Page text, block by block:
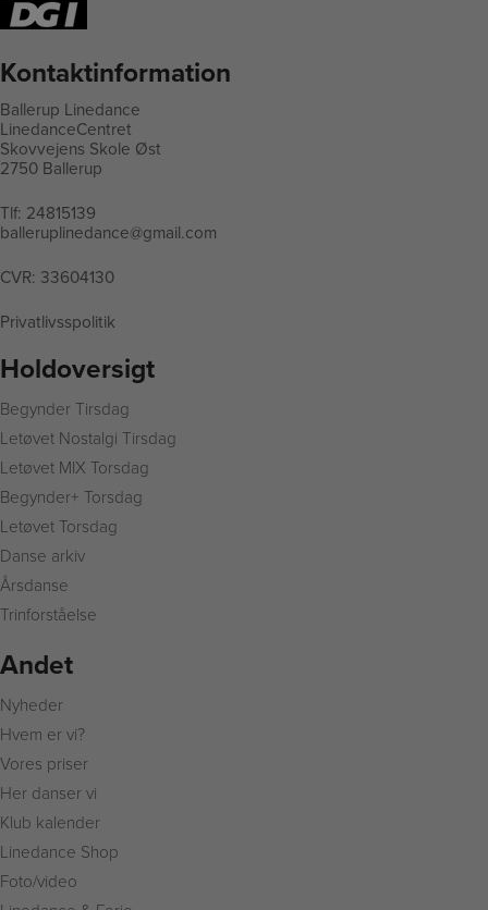
Kontaktinformation
Ballerup Linedance
LinedanceCentret
Skovvejens Skole Øst
2750 Ballerup
Tlf: 24815139
balleruplinedance@gmail.com
CVR: 33604130
Privatlivsspolitik
Holdoversigt
Begynder Tirsdag
Letøvet Nostalgi Tirsdag
Letøvet MIX Torsdag
Begynder+ Torsdag
Letøvet Torsdag
Danse arkiv
Årsdanse
Trinforståelse
Andet
Nyheder
Hvem er vi?
Vores priser
Her danser vi
Klub kalender
Linedance Shop
Foto/video